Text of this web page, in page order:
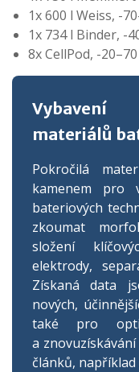
1x 600 l Weiss, -
1x 734 l Binder, -
8x CellPod, -20–70
Vybavení
materiálů
Pokročilá
kamenem pro
bateriových
zkoumat
složení
elektrody,
Získaná data
nových,
také pro
a
článků, například